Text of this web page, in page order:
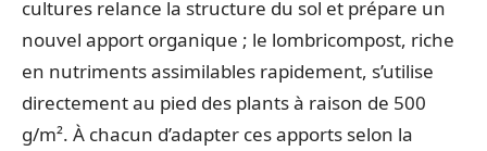
cultures relance la structure du sol et prépare un
nouvel apport organique ; le lombricompost, riche
en nutriments assimilables rapidement, s’utilise
directement au pied des plants à raison de 500
g/m². À chacun d’adapter ces apports selon la